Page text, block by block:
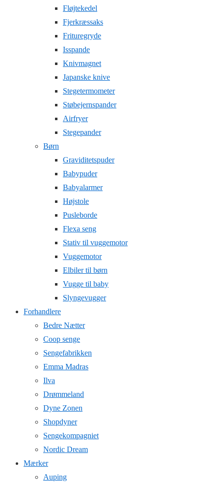
Fløjtekedel
Fjerkræssaks
Frituregryde
Isspande
Knivmagnet
Japanske knive
Stegetermometer
Støbejernspander
Airfryer
Stegepander
Børn
Graviditetspuder
Babypuder
Babyalarmer
Højstole
Pusleborde
Flexa seng
Stativ til vuggemotor
Vuggemotor
Elbiler til børn
Vugge til baby
Slyngevugger
Forhandlere
Bedre Nætter
Coop senge
Sengefabrikken
Emma Madras
Ilva
Drømmeland
Dyne Zonen
Shopdyner
Sengekompagniet
Nordic Dream
Mærker
Auping